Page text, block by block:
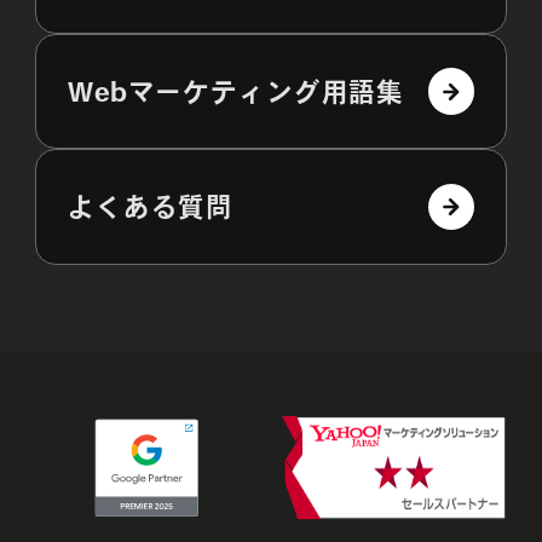
Webマーケティング用語集
よくある質問